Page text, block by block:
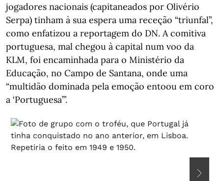
jogadores nacionais (capitaneados por Olivério
Serpa) tinham à sua espera uma receção “triunfal”,
como enfatizou a reportagem do DN. A comitiva
portuguesa, mal chegou à capital num voo da
KLM, foi encaminhada para o Ministério da
Educação, no Campo de Santana, onde uma
“multidão dominada pela emoção entoou em coro
a ‘Portuguesa’”.